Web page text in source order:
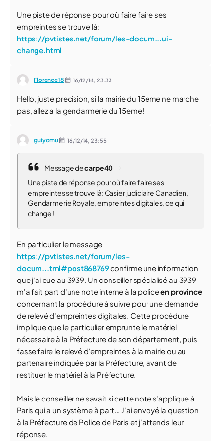
Une piste de réponse pour où faire faire ses
empreintes se trouve là:
https://pvtistes.net/forum/les-docum...ui-
change.html
Florence18 16/12/14, 23:33
Hello, juste precision, si la mairie du 15eme ne marche
pas, allez a la gendarmerie du 15eme!
guiyomu 16/12/14,23:55
Message decarpe40
Une piste de réponse pour où faire faire ses
empreintes se trouve là: Casier judiciaire Canadien,
Gendarmerie Royale, empreintes digitales, ce qui
change !
En particulier le message
https://pvtistes.net/forum/les-
docum...tml#post868769confirme une information
que j'ai eue au 3939. Un conseiller spécialisé au 3939
m'a fait part d'une note interne à la policeen province
concernant la procédure à suivre pour une demande
de relevé d'empreintes digitales. Cette procédure
implique que le particulier emprunte le matériel
nécessaire à la Préfecture de son département, puis
fasse faire le relevé d'empreintes à la mairie ou au
partenaire indiquée par la Préfecture, avant de
restituer le matériel à la Préfecture.
Mais le conseiller ne savait si cette note s'applique à
Paris qui a un système à part... J'ai envoyé la question
à la Préfecture de Police de Paris et j'attends leur
réponse.